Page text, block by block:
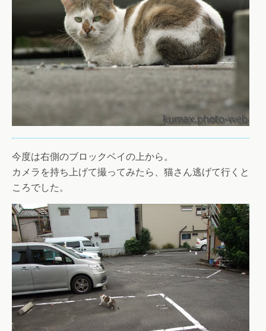
今度は右側のブロックベイの上から。
カメラを持ち上げて撮ってみたら、猫さん逃げて行くと
ころでした。